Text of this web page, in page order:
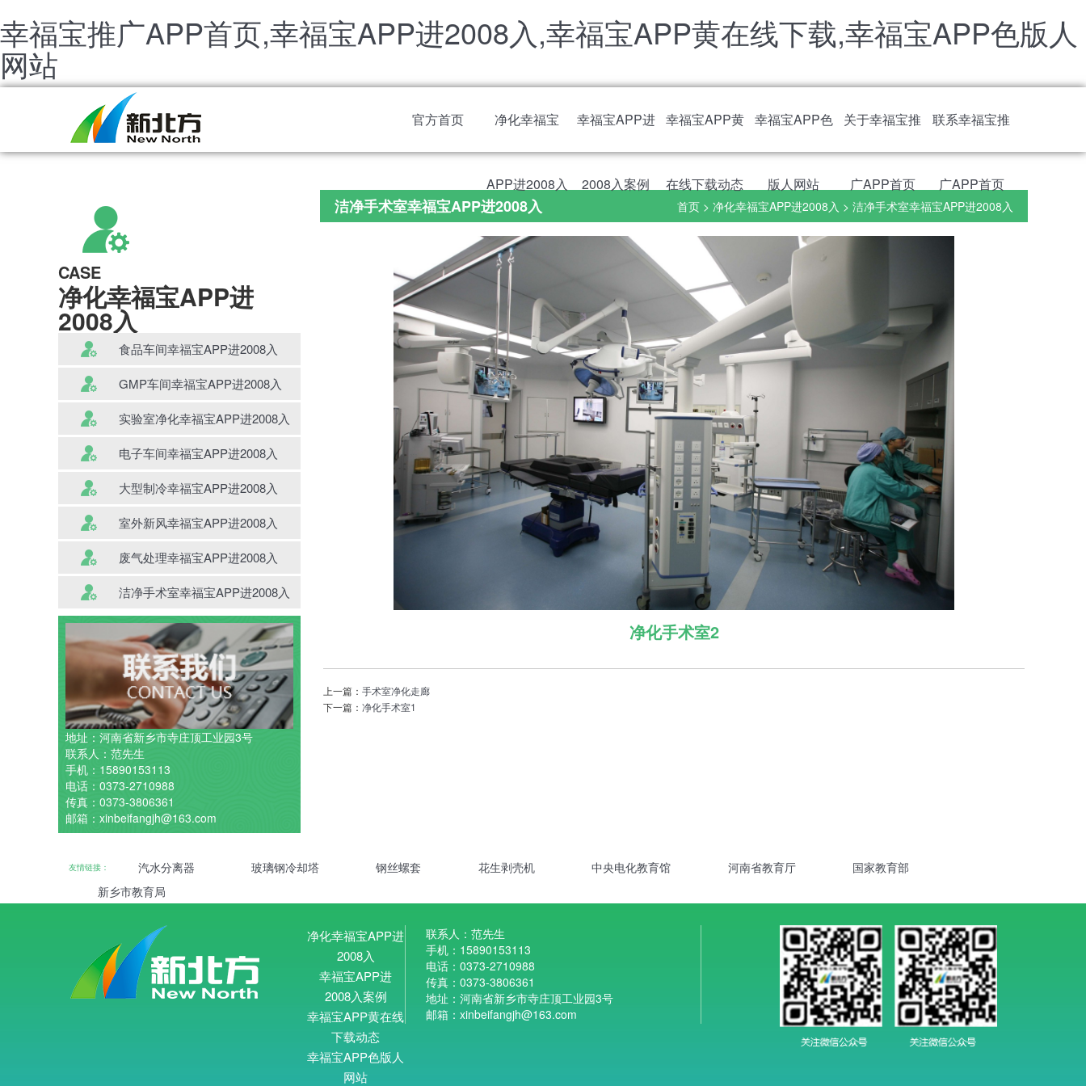
幸福宝推广APP首页,幸福宝APP进2008入,幸福宝APP黄在线下载,幸福宝APP色版人
网站
联系幸福宝推
广APP首页
关于幸福宝推
广APP首页
幸福宝APP色
版人网站
幸福宝APP黄
在线下载动态
幸福宝APP进
2008入案例
净化幸福宝
APP进2008入
官方首页
CASE
净化幸福宝APP进
2008入
食品车间幸福宝APP进2008入
GMP车间幸福宝APP进2008入
实验室净化幸福宝APP进2008入
电子车间幸福宝APP进2008入
大型制冷幸福宝APP进2008入
室外新风幸福宝APP进2008入
废气处理幸福宝APP进2008入
洁净手术室幸福宝APP进2008入
地址：河南省新乡市寺庄顶工业园3号
联系人：范先生
手机：15890153113
电话：0373-2710988
传真：0373-3806361
邮箱：xinbeifangjh@163.com
洁净手术室幸福宝APP进2008入 首页 >净化幸福宝APP进2008入 >洁净手术室幸福宝APP进2008入
净化手术室2
上一篇：手术室净化走廊
下一篇：净化手术室1
友情链接： 汽水分离器 玻璃钢冷却塔 钢丝螺套 花生剥壳机 中央电化教育馆 河南省教育厅
国家教育部
新乡市教育局
净化幸福宝APP进
2008入
幸福宝APP进
2008入案例
幸福宝APP黄在线
下载动态
幸福宝APP色版人
网站
联系人：范先生
手机：15890153113
电话：0373-2710988
传真：0373-3806361
地址：河南省新乡市寺庄顶工业园3号
邮箱：xinbeifangjh@163.com